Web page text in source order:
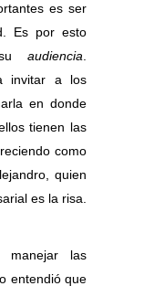
es ser
Es por esto
audiencia
invitar a los
en donde
tienen las
como
quien
es la risa.
manejar las
entendió que